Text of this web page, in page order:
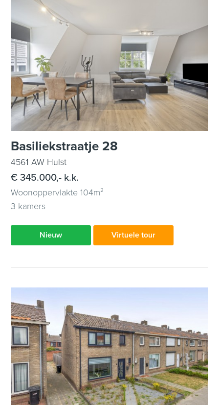
Basiliekstraatje 28
4561 AW Hulst
€ 345.000,- k.k.
Woonoppervlakte 104m²
3 kamers
Nieuw Virtuele tour